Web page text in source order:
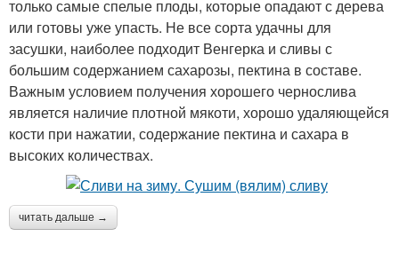
только самые спелые плоды, которые опадают с дерева
или готовы уже упасть. Не все сорта удачны для
засушки, наиболее подходит Венгерка и сливы с
большим содержанием сахарозы, пектина в составе.
Важным условием получения хорошего чернослива
является наличие плотной мякоти, хорошо удаляющейся
кости при нажатии, содержание пектина и сахара в
высоких количествах.
читать дальше →